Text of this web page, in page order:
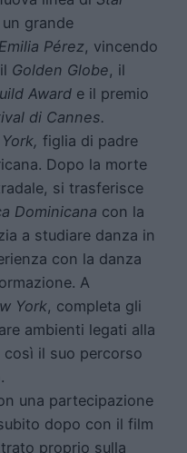
grande
Emilia Pérez, vincendo
Golden Globe, il
Award e il premio
di Cannes.
figlia di padre
Dopo la morte
si trasferisce
Dominicana con la
a studiare danza in
con la danza
A
York, completa gli
ambienti legati alla
il suo percorso
una partecipazione
dopo con il film
proprio sulla